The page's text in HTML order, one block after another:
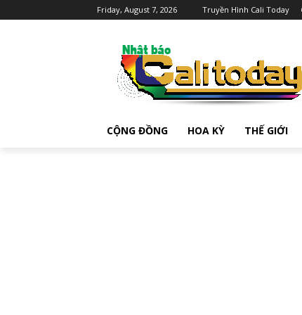
Friday, August 7, 2026 Truyền Hình Cali Today
CỘNG ĐỒNG HOA KỲ THẾ GIỚI